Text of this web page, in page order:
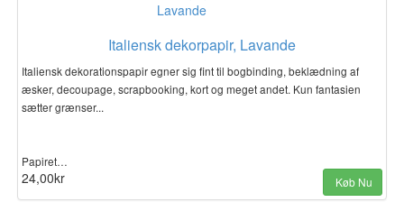
Italiensk dekorpapir, Lavande
Italiensk dekorationspapir egner sig fint til bogbinding, beklædning af
æsker, decoupage, scrapbooking, kort og meget andet. Kun fantasien
sætter grænser...
Papiret…
24,00kr Køb Nu